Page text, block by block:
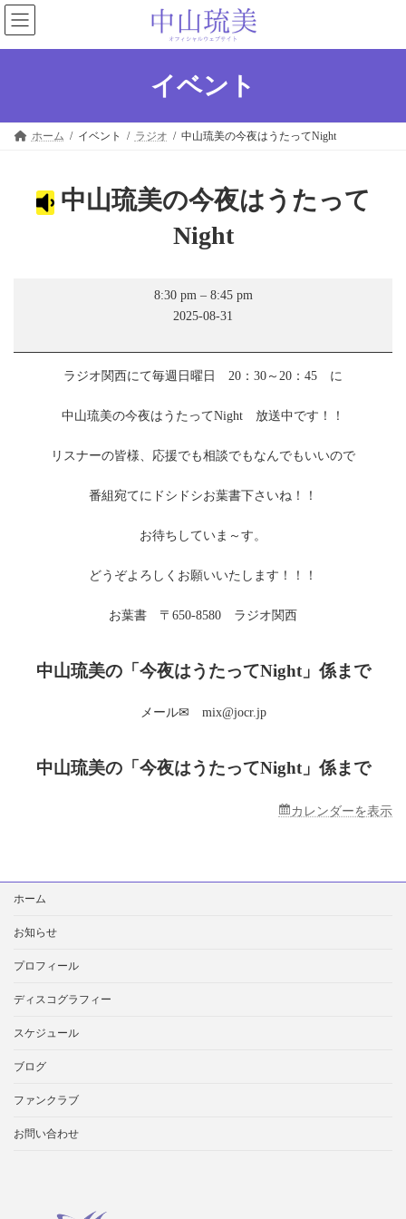
コ
ン
テ
キ
ナ
ビ
ゲ
に
イベント
ホーム イベント ラジオ 中山琉美の今夜はうたってNight
中山琉美の今夜はうたって
Night
山
琉
の
今
夜
う
っ
て
8:30 pm – 8:45 pm
2025-08-31
ラジオ関西にて毎週日曜日 20：30～20：45 に
中山琉美の今夜はうたってNight 放送中です！！
リスナーの皆様、応援でも相談でもなんでもいいので
番組宛てにドシドシお葉書下さいね！！
お待ちしていま～す。
どうぞよろしくお願いいたします！！！
お葉書 〒650-8580 ラジオ関西
中山琉美の「今夜はうたってNight」係まで
メール✉ mix@jocr.jp
中山琉美の「今夜はうたってNight」係まで
カレンダーを表示
索:
ホーム
お知らせ
プロフィール
ディスコグラフィー
スケジュール
ブログ
ファンクラブ
お問い合わせ